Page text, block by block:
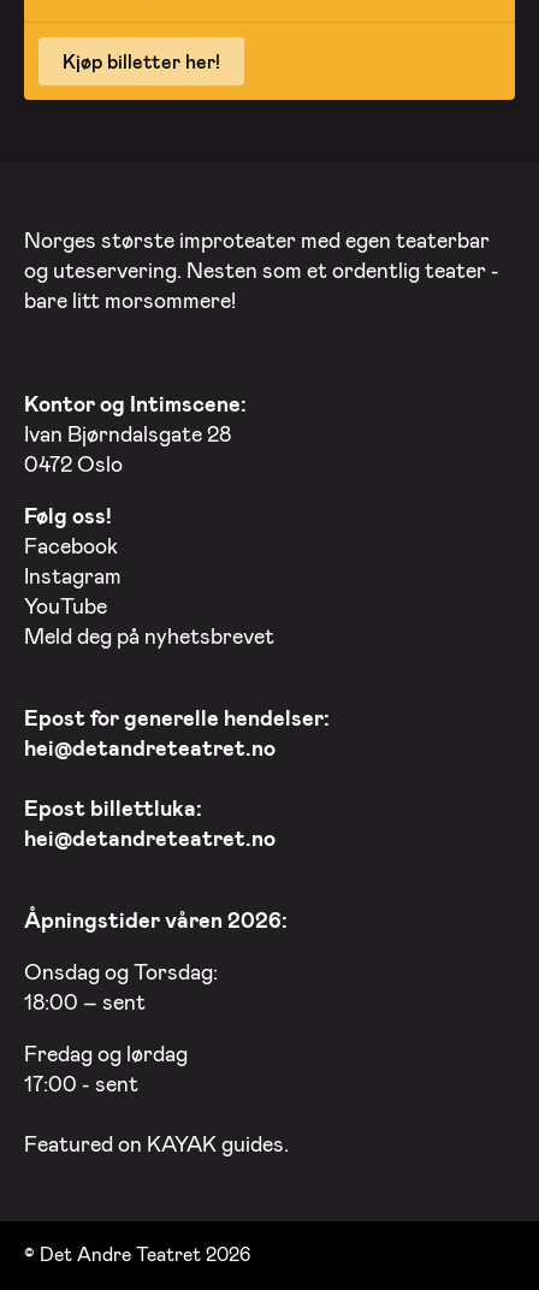
Kjøp billetter her!
Norges største improteater med egen teaterbar
og uteservering. Nesten som et ordentlig teater -
bare litt morsommere!
Kontor og Intimscene:
Ivan Bjørndalsgate 28
0472 Oslo
Følg oss!
Facebook
Instagram
YouTube
Meld deg på nyhetsbrevet
Epost for generelle hendelser:
hei@detandreteatret.no
Epost billettluka:
hei@detandreteatret.no
Åpningstider våren 2026:
Onsdag og Torsdag:
18:00 – sent
Fredag og lørdag
17:00 - sent
Featured on KAYAK guides.
© Det Andre Teatret 2026